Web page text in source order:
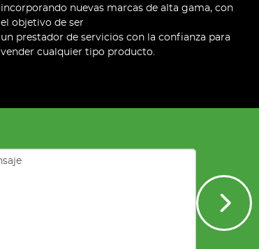
incorporando nuevas marcas de alta gama, con
el objetivo de ser
un prestador de servicios con la confianza para
vender cualquier tipo producto.